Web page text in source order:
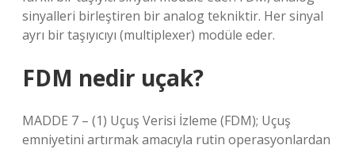
sinyalleri birleştiren bir analog tekniktir. Her sinyal
ayrı bir taşıyıcıyı (multiplexer) modüle eder.
FDM nedir uçak?
MADDE 7 – (1) Uçuş Verisi İzleme (FDM); Uçuş
emniyetini artırmak amacıyla rutin operasyonlardan